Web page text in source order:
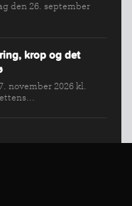
den 26. september
krop og det
november 2026 kl.